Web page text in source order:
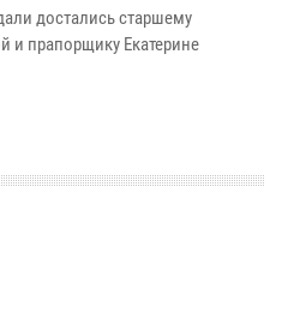
достались старшему
и прапорщику Екатерине